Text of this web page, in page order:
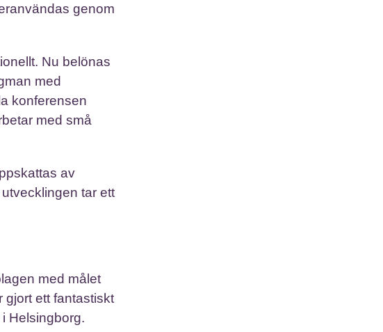
genom
Nu belönas
med
konferensen
med små
av
tar ett
med målet
gjort ett fantastiskt
Helsingborg.